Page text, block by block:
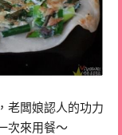
老闆娘認人的功力
次來用餐～